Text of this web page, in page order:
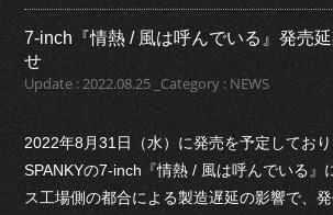
7-inch『情熱 / 風は呼んでいる』発売
せ
Update : 2022.08.25 _Category : NEWS
2022年8月31日（水）に発売を予定してお
SPANKYの7-inch『情熱 / 風は呼んでいる』
ス工場側の都合による製造遅延の影響で、